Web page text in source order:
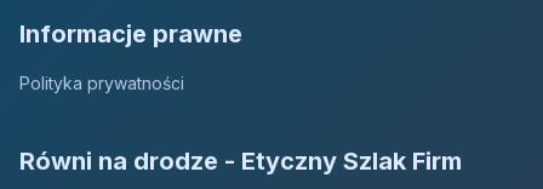
Informacje prawne
Polityka prywatności
Równi na drodze - Etyczny Szlak Firm